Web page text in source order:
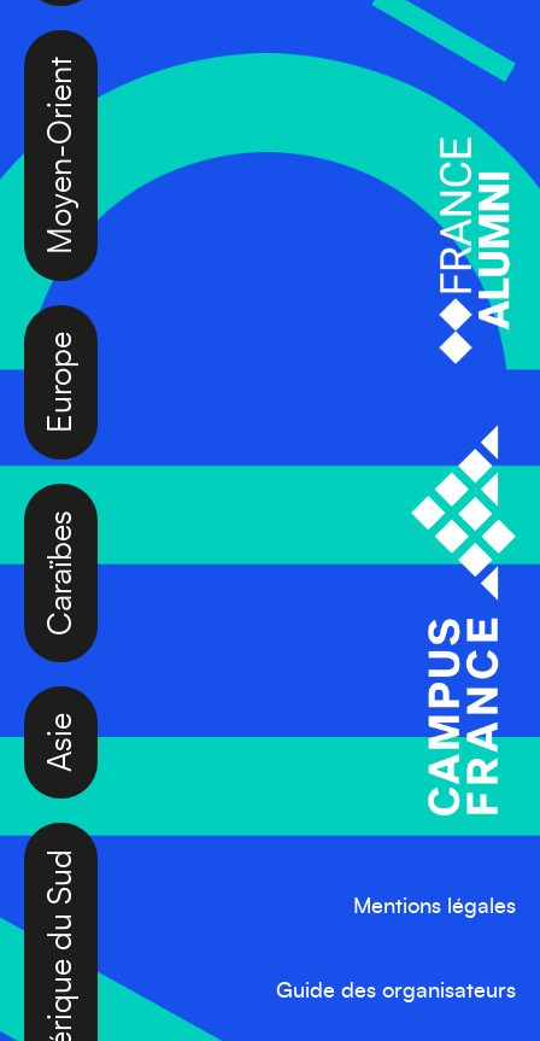
Amérique du Sud
Asie
Caraïbes
Europe
Moyen-Orient
Mentions légales
Guide des organisateurs